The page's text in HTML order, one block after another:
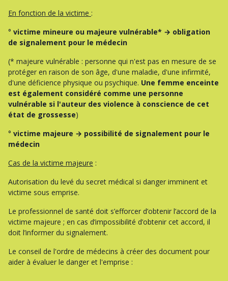
En fonction de la victime :
° victime mineure ou majeure vulnérable* → obligation
de signalement pour le médecin
(* majeure vulnérable : personne qui n'est pas en mesure de se
protéger en raison de son âge, d'une maladie, d'une infirmité,
d'une déficience physique ou psychique. Une femme enceinte
est également considéré comme une personne
vulnérable si l'auteur des violence à conscience de cet
état de grossesse)
° victime majeure → possibilité de signalement pour le
médecin
Cas de la victime majeure :
Autorisation du levé du secret médical si danger imminent et
victime sous emprise.
Le professionnel de santé doit s’efforcer d’obtenir l’accord de la
victime majeure ; en cas d’impossibilité d’obtenir cet accord, il
doit l’informer du signalement.
Le conseil de l'ordre de médecins à créer des document pour
aider à évaluer le danger et l'emprise :